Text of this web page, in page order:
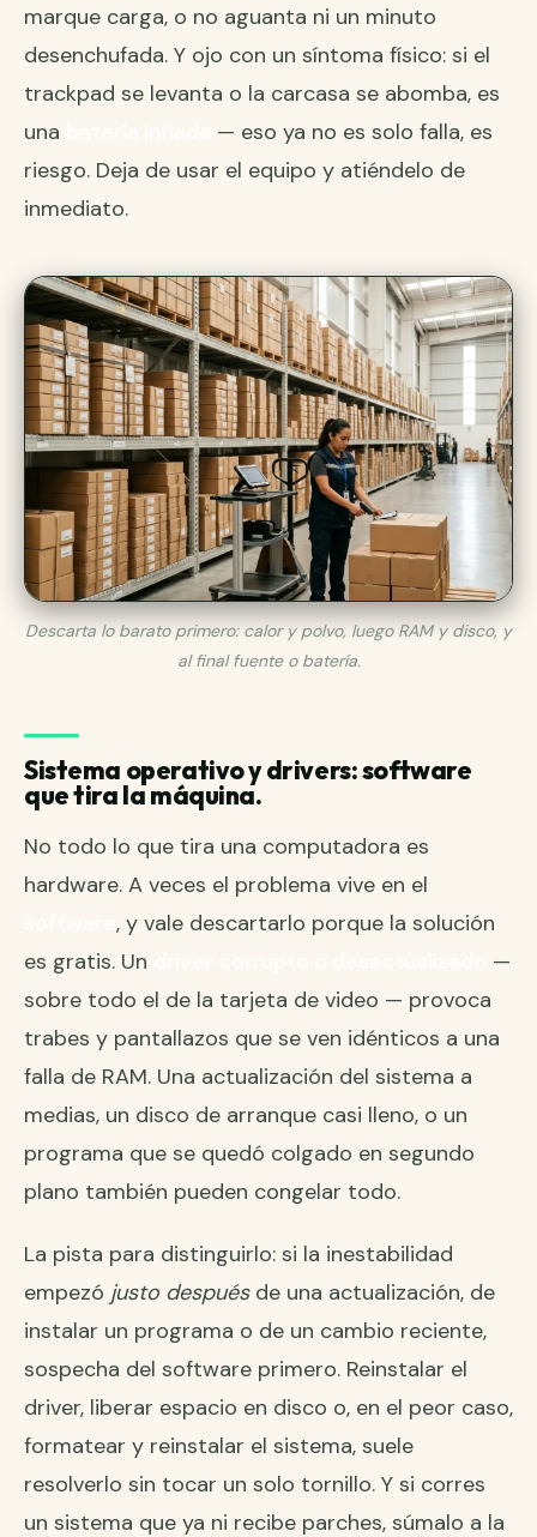
marque carga, o no aguanta ni un minuto
desenchufada. Y ojo con un síntoma físico: si el
trackpad se levanta o la carcasa se abomba, es
una
— eso ya no es solo falla, es
riesgo. Deja de usar el equipo y atiéndelo de
inmediato.
Descarta lo barato primero: calor y polvo, luego RAM y disco, y
al final fuente o batería.
Sistema operativo y drivers: software
que tira la máquina.
No todo lo que tira una computadora es
hardware. A veces el problema vive en el
, y vale descartarlo porque la solución
es gratis. Un
—
sobre todo el de la tarjeta de video — provoca
trabes y pantallazos que se ven idénticos a una
falla de RAM. Una actualización del sistema a
medias, un disco de arranque casi lleno, o un
programa que se quedó colgado en segundo
plano también pueden congelar todo.
La pista para distinguirlo: si la inestabilidad
empezó justo despuésde una actualización, de
instalar un programa o de un cambio reciente,
sospecha del software primero. Reinstalar el
driver, liberar espacio en disco o, en el peor caso,
formatear y reinstalar el sistema, suele
resolverlo sin tocar un solo tornillo. Y si corres
un sistema que ya ni recibe parches, súmalo a la